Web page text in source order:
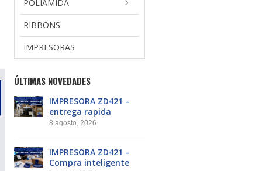
POLIAMIDA
RIBBONS
IMPRESORAS
ÚLTIMAS NOVEDADES
IMPRESORA ZD421 –
entrega rapida
8 agosto, 2026
IMPRESORA ZD421 –
Compra inteligente